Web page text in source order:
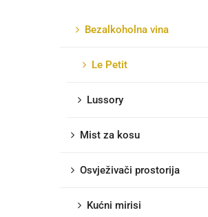
Bezalkoholna vina
Le Petit
Lussory
Mist za kosu
Osvježivači prostorija
Kućni mirisi